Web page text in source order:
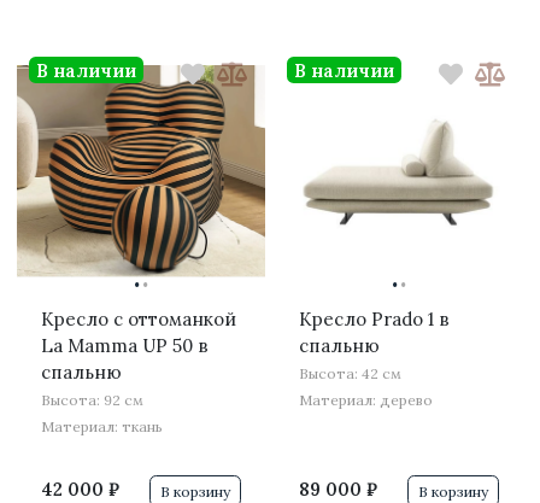
··
Кресло с оттоманкой
La Mamma UP 50 в
спальню
Высота: 92 см
Материал: ткань
42 000 ₽
В наличии
В корзину
··
Кресло Prado 1 в
спальню
Высота: 42 см
Материал: дерево
89 000 ₽
В наличии
В корзину